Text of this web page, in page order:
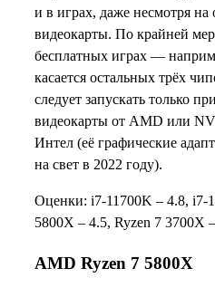
и в играх, даже несмотря на
видеокарты. По крайней
бесплатных играх —
касается остальных трёх
следует запускать только
видеокарты от AMD или
Интел (её графические
на свет в 2022 году).
Оценки: i7-11700K – 4.8, i7-
5800X – 4.5, Ryzen 7 3700X
AMD Ryzen 7 5800X